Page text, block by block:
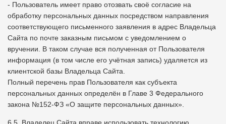
- Пользователь имеет право отозвать своё согласие на
обработку персональных данных посредством направления
соответствующего письменного заявления в адрес Владельца
Сайта по почте заказным письмом с уведомлением о
вручении. В таком случае вся полученная от Пользователя
информация (в том числе его учётная запись) удаляется из
клиентской базы Владельца Сайта.
Полный перечень прав Пользователя как субъекта
персональных данных определён в Главе 3 Федерального
закона №152-ФЗ «О защите персональных данных».